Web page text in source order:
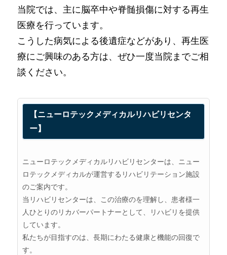
当院では、主に脳卒中や脊髄損傷に対する再生
医療を行っています。
こうした病気による後遺症などがあり、再生医
療にご興味のある方は、ぜひ一度当院までご相
談ください。
【ニューロテックメディカルリハビリセンタ
ー】
ニューロテックメディカルリハビリセンターは、ニュー
ロテックメディカルが運営するリハビリテーション施設
のご案内です。
当リハビリセンターは、この治療のを理解し、患者様一
人ひとりのリカバーパートナーとして、リハビリを提供
しています。
私たちが目指すのは、長期にわたる健康と機能の回復で
す。